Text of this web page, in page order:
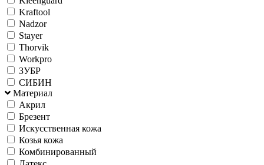
Kraftool
Nadzor
Stayer
Thorvik
Workpro
ЗУБР
СИБИН
Материал
Акрил
Брезент
Искусственная кожа
Козья кожа
Комбинированный